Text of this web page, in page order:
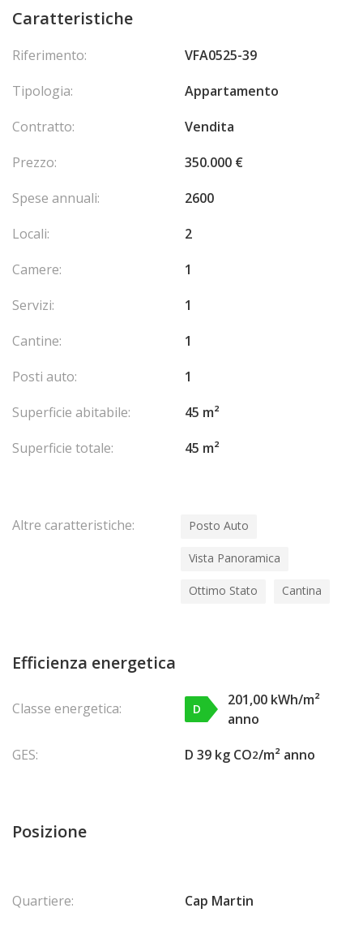
En collaboration avec : SAS RIVIERA PROPERTIES
Caratteristiche
Riferimento:
VFA0525-39
Tipologia:
Appartamento
Contratto:
Vendita
Prezzo:
350.000 €
Spese annuali:
2600
Locali:
2
Camere:
1
Servizi:
1
Cantine:
1
Posti auto:
1
Superficie abitabile:
45 m²
Superficie totale:
45 m²
Altre caratteristiche: Posto Auto
Vista Panoramica
Ottimo Stato Cantina
Efficienza energetica
Classe energetica: D
201,00 kWh/m²
anno
GES:
D 39 kg CO2/m² anno
Posizione
Quartiere: Cap Martin